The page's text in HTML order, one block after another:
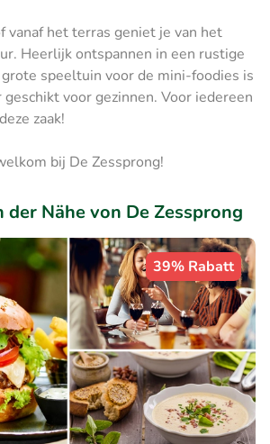
vanaf het terras geniet je van het
Heerlijk ontspannen in een rustige
speeltuin voor de mini-foodies is
geschikt voor gezinnen. Voor iedereen
zaak!
bij De Zessprong!
der Nähe von De Zessprong
39% Rabatt